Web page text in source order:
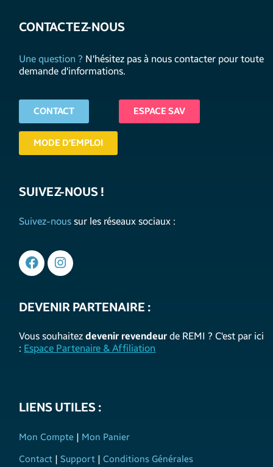
CONTACTEZ-NOUS
Une question ? N'hésitez pas à nous contacter pour toute
demande d'informations.
CONTACT ESPACE SAV
MODE D'EMPLOI
SUIVEZ-NOUS !
Suivez-nous sur les réseaux sociaux :
DEVENIR PARTENAIRE :
Vous souhaitezdevenir revendeurde REMI ? C'est par ici
: Espace Partenaire & Affiliation
LIENS UTILES :
Mon Compte | Mon Panier
Contact | Support | Conditions Générales